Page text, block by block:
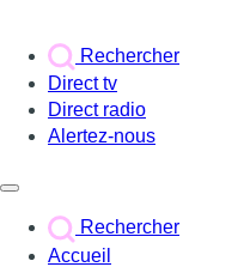
Rechercher
Direct tv
Direct radio
Alertez-nous
Rechercher
Accueil